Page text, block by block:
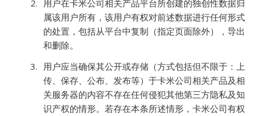
用户在卡米公司相关产品平台所创建的独创性数据归
属该用户所有，该用户有权对前述数据进行任何形式
的处置，包括从平台中复制（指定页面除外），导出
和删除。
用户应当确保其公开或存储（方式包括但不限于：上
传、保存、公布、发布等）于卡米公司相关产品及相
关服务器的内容不存在任何侵犯其他第三方隐私及知
识产权的情形。若存在本条所述情形，卡米公司有权